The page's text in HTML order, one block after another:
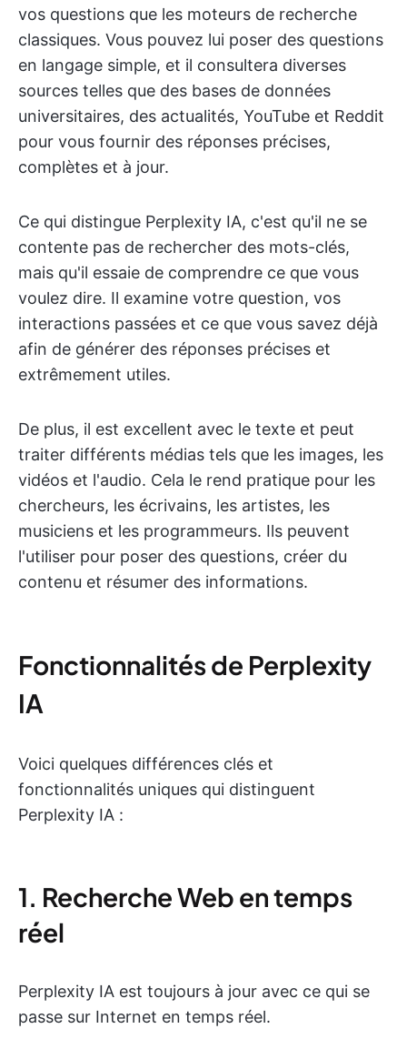
vos questions que les moteurs de recherche
classiques. Vous pouvez lui poser des questions
en langage simple, et il consultera diverses
sources telles que des bases de données
universitaires, des actualités, YouTube et Reddit
pour vous fournir des réponses précises,
complètes et à jour.
Ce qui distingue Perplexity IA, c'est qu'il ne se
contente pas de rechercher des mots-clés,
mais qu'il essaie de comprendre ce que vous
voulez dire. Il examine votre question, vos
interactions passées et ce que vous savez déjà
afin de générer des réponses précises et
extrêmement utiles.
De plus, il est excellent avec le texte et peut
traiter différents médias tels que les images, les
vidéos et l'audio. Cela le rend pratique pour les
chercheurs, les écrivains, les artistes, les
musiciens et les programmeurs. Ils peuvent
l'utiliser pour poser des questions, créer du
contenu et résumer des informations.
Fonctionnalités de Perplexity
IA
Voici quelques différences clés et
fonctionnalités uniques qui distinguent
Perplexity IA :
1. Recherche Web en temps
réel
Perplexity IA est toujours à jour avec ce qui se
passe sur Internet en temps réel.